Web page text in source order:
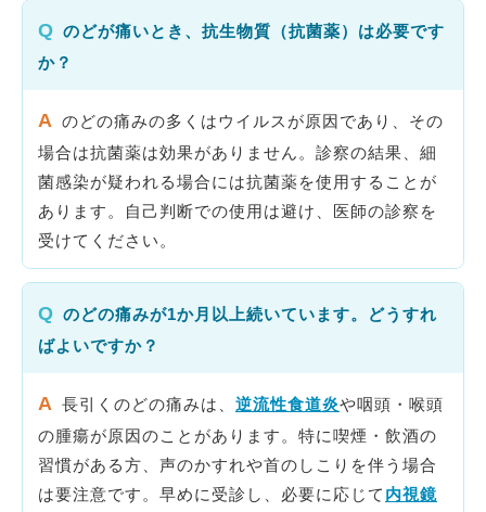
Q のどが痛いとき、抗生物質（抗菌薬）は必要です
か？
A のどの痛みの多くはウイルスが原因であり、その
場合は抗菌薬は効果がありません。診察の結果、細
菌感染が疑われる場合には抗菌薬を使用することが
あります。自己判断での使用は避け、医師の診察を
受けてください。
Q のどの痛みが1か月以上続いています。どうすれ
ばよいですか？
A 長引くのどの痛みは、 逆流性食道炎や咽頭・喉頭
の腫瘍が原因のことがあります。特に喫煙・飲酒の
習慣がある方、声のかすれや首のしこりを伴う場合
は要注意です。早めに受診し、必要に応じて 内視鏡